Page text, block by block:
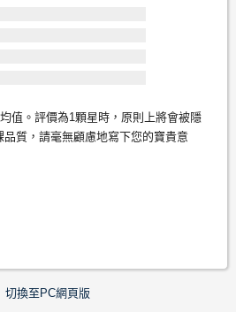
值。評價為1顆星時，原則上將會被隱
質，請毫無顧慮地寫下您的寶貴意
切換至PC網頁版